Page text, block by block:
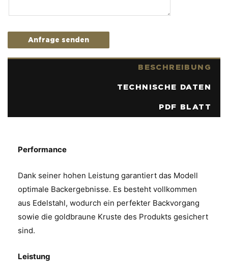
Anfrage senden
BESCHREIBUNG
TECHNISCHE DATEN
PDF BLATT
Performance
Dank seiner hohen Leistung garantiert das Modell
optimale Backergebnisse. Es besteht vollkommen
aus Edelstahl, wodurch ein perfekter Backvorgang
sowie die goldbraune Kruste des Produkts gesichert
sind.
Leistung